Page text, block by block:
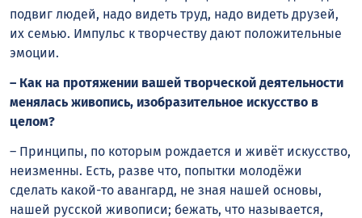
подвиг людей, надо видеть труд, надо видеть друзей,
их семью. Импульс к творчеству дают положительные
эмоции.
– Как на протяжении вашей творческой деятельности
менялась живопись, изобразительное искусство в
целом?
– Принципы, по которым рождается и живёт искусство,
неизменны. Есть, разве что, попытки молодёжи
cделать какой-то авангард, не зная нашей основы,
нашей русской живописи; бежать, что называется,